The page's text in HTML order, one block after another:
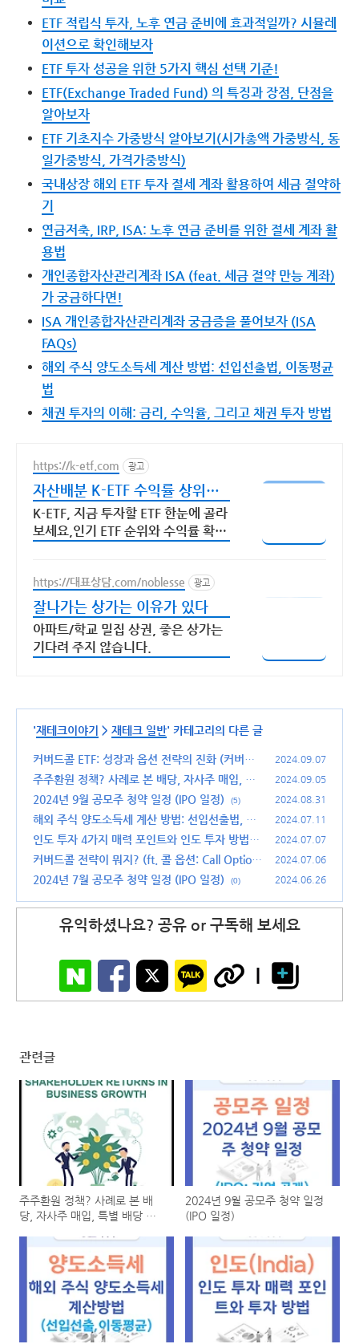
ETF 적립식 투자, 노후 연금 준비에 효과적일까? 시뮬레
이션으로 확인해보자
ETF 투자 성공을 위한 5가지 핵심 선택 기준!
ETF(Exchange Traded Fund) 의 특징과 장점, 단점을
알아보자
ETF 기초지수 가중방식 알아보기(시가총액 가중방식, 동
일가중방식, 가격가중방식)
국내상장 해외 ETF 투자 절세 계좌 활용하여 세금 절약하
기
연금저축, IRP, ISA: 노후 연금 준비를 위한 절세 계좌 활
용법
개인종합자산관리계좌 ISA (feat. 세금 절약 만능 계좌)
가 궁금하다면!
ISA 개인종합자산관리계좌 궁금증을 풀어보자 (ISA
FAQs)
해외 주식 양도소득세 계산 방법: 선입선출법, 이동평균
법
채권 투자의 이해: 금리, 수익율, 그리고 채권 투자 방법
https://k-etf.com 광고
자산배분 K-ETF 수익률 상위
ETF 한눈에!
K-ETF, 지금 투자할 ETF 한눈에 골라
보세요,인기 ETF 순위와 수익률 확인
https://대표상담.com/noblesse 광고
잘나가는 상가는 이유가 있다
아파트/학교 밀집 상권, 좋은 상가는
기다려 주지 않습니다.
'재테크이야기 > 재테크 일반' 카테고리의 다른 글
커버드콜 ETF: 성장과 옵션 전략의 진화 (커버드
콜 ETF 제대로 알고 투자하기)
(15)
2024.09.07
주주환원 정책? 사례로 본 배당, 자사주 매입, 특
별 배당 의미와 투자 가치 높이기
(9)
2024.09.05
2024년 9월 공모주 청약 일정 (IPO 일정) (5) 2024.08.31
해외 주식 양도소득세 계산 방법: 선입선출법, 이
동평균법
(0)
2024.07.11
인도 투자 4가지 매력 포인트와 인도 투자 방법 3
가지
(0)
2024.07.07
커버드콜 전략이 뭐지? (ft. 콜 옵션: Call Option)
(0)
2024.07.06
2024년 7월 공모주 청약 일정 (IPO 일정) (0) 2024.06.26
유익하셨나요? 공유 or 구독해 보세요
관련글
주주환원 정책? 사례로 본 배
당, 자사주 매입, 특별 배당 의
2024년 9월 공모주 청약 일정
(IPO 일정)